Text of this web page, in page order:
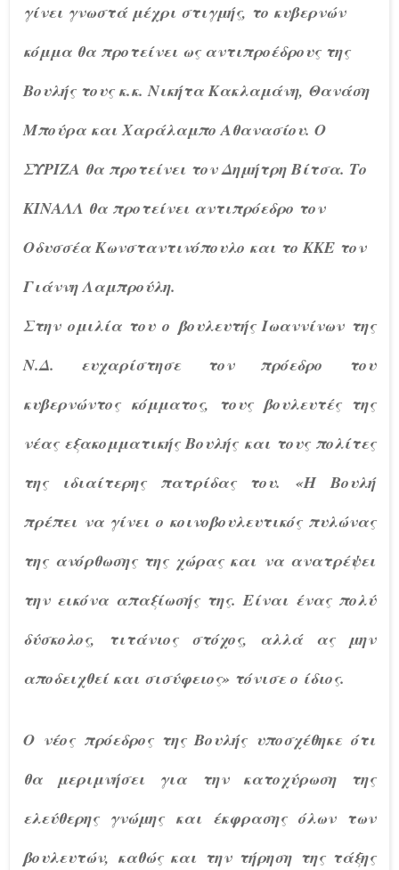
γίνει γνωστά μέχρι στιγμής, το κυβερνών
κόμμα θα προτείνει ως αντιπροέδρους της
Βουλής τους κ.κ. Νικήτα Κακλαμάνη, Θανάση
Μπούρα και Χαράλαμπο Αθανασίου. Ο
ΣΥΡΙΖΑ θα προτείνει τον Δημήτρη Βίτσα. Το
ΚΙΝΑΛΛ θα προτείνει αντιπρόεδρο τον
Οδυσσέα Κωνσταντινόπουλο και το ΚΚΕ τον
Γιάννη Λαμπρούλη.
Στην ομιλία του ο βουλευτής Ιωαννίνων της
Ν.Δ. ευχαρίστησε τον πρόεδρο του
κυβερνώντος κόμματος, τους βουλευτές της
νέας εξακομματικής Βουλής και τους πολίτες
της ιδιαίτερης πατρίδας του. «Η Βουλή
πρέπει να γίνει ο κοινοβουλευτικός πυλώνας
της ανόρθωσης της χώρας και να ανατρέψει
την εικόνα απαξίωσής της. Είναι ένας πολύ
δύσκολος, τιτάνιος στόχος, αλλά ας μην
αποδειχθεί και σισύφειος» τόνισε ο ίδιος.
Ο νέος πρόεδρος της Βουλής υποσχέθηκε ότι
θα μεριμνήσει για την κατοχύρωση της
ελεύθερης γνώμης και έκφρασης όλων των
βουλευτών, καθώς και την τήρηση της τάξης